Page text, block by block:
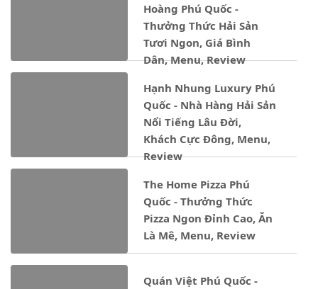
Hoàng Phú Quốc -
Thưởng Thức Hải Sản
Tươi Ngon, Giá Bình
Dân, Menu, Review
Hạnh Nhung Luxury Phú
Quốc - Nhà Hàng Hải Sản
Nổi Tiếng Lâu Đời,
Khách Cực Đông, Menu,
Review
The Home Pizza Phú
Quốc - Thưởng Thức
Pizza Ngon Đỉnh Cao, Ăn
Là Mê, Menu, Review
Quán Việt Phú Quốc -